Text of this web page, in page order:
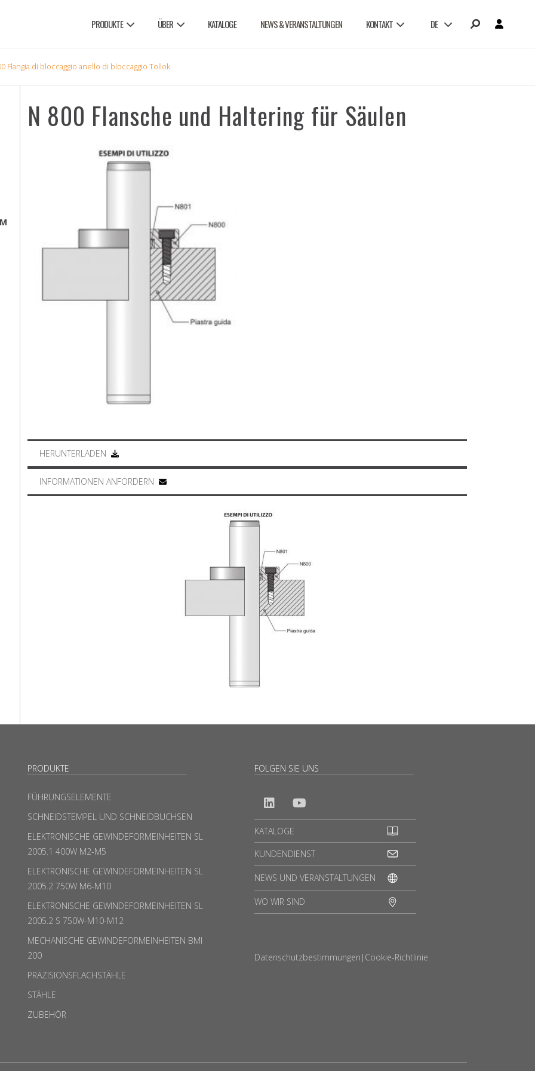
PRODUKTE ÜBER KATALOGE NEWS & VERANSTALTUNGEN KONTAKT DE
Flangia di bloccaggio anello di bloccaggio Tollok
N 800 Flansche und Haltering für Säulen
HERUNTERLADEN
INFORMATIONEN ANFORDERN
PRODUKTE
FÜHRUNGSELEMENTE
SCHNEIDSTEMPEL UND SCHNEIDBUCHSEN
ELEKTRONISCHE GEWINDEFORMEINHEITEN SL
2005.1 400W M2-M5
ELEKTRONISCHE GEWINDEFORMEINHEITEN SL
2005.2 750W M6-M10
ELEKTRONISCHE GEWINDEFORMEINHEITEN SL
2005.2 S 750W-M10-M12
MECHANISCHE GEWINDEFORMEINHEITEN BMI
200
PRÄZISIONSFLACHSTÄHLE
STÄHLE
ZUBEHÖR
FOLGEN SIE UNS
KATALOGE
KUNDENDIENST
NEWS UND VERANSTALTUNGEN
WO WIR SIND
Datenschutzbestimmungen | Cookie-Richtlinie